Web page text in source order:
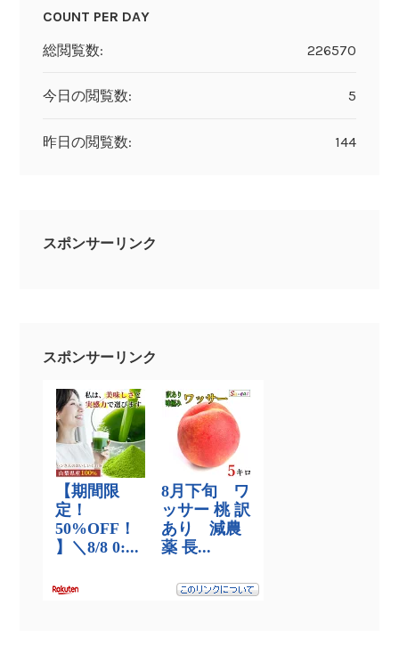
COUNT PER DAY
226570
総閲覧数:
5
今日の閲覧数:
144
昨日の閲覧数:
スポンサーリンク
スポンサーリンク